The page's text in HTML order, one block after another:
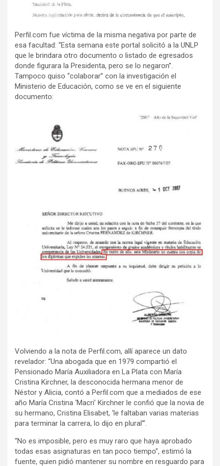
Perfil.com fue víctima de la misma negativa por parte de
esa facultad: “Esta semana este portal solicitó a la UNLP
que le brindara otro documento o listado de egresados
donde figurara la Presidenta, pero se lo negaron”.
Tampoco quiso “colaborar” con la investigación el
Ministerio de Educación, como se ve en el siguiente
documento:
Volviendo a la nota de Perfil.com, allí aparece un dato
revelador: “Una abogada que en 1979 compartió el
Pensionado María Auxiliadora en La Plata con María
Cristina Kirchner, la desconocida hermana menor de
Néstor y Alicia, contó a Perfil.com que a mediados de ese
año María Cristina ‘Macri’ Kirchner le confió que la novia de
su hermano, Cristina Elisabet, ‘le faltaban varias materias
para terminar la carrera, lo dijo en plural’”.
“No es imposible, pero es muy raro que haya aprobado
todas esas asignaturas en tan poco tiempo”, estimó la
fuente, quien pidió mantener su nombre en resguardo para